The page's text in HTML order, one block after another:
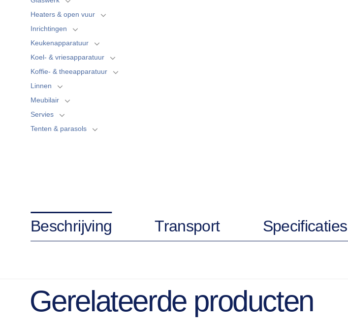
Heaters & open vuur
Inrichtingen
Keukenapparatuur
Koel- & vriesapparatuur
Koffie- & theeapparatuur
Linnen
Meubilair
Servies
Tenten & parasols
Beschrijving Transport Specificaties
Gerelateerde producten